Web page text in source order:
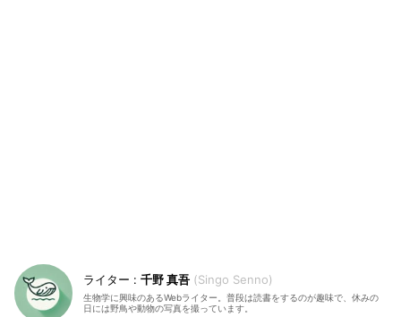
千野 真吾 Singo Senno
生物学に興味のあるWebライター。普段は読書をするのが趣味で、休みの
日には野鳥や動物の写真を撮っています。